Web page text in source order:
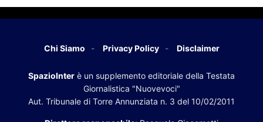
Chi Siamo Privacy Policy Disclaimer
SpazioInter è un supplemento editoriale della Testata
Giornalistica "Nuovevoci"
Aut. Tribunale di Torre Annunziata n. 3 del 10/02/2011